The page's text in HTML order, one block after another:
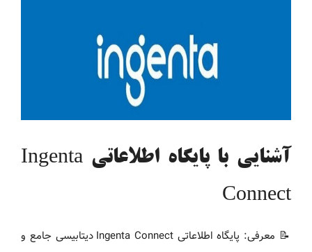
آشنایی با پایگاه اطلاعاتی Ingenta
Connect
📝 معرفی: پایگاه اطلاعاتی Ingenta Connect دیتابیسی جامع و